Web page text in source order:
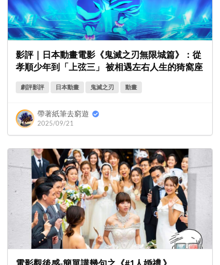
影評｜日本動畫電影《鬼滅之刃無限城篇》：從
孝順少年到「上弦三」 被相遇左右人生的猗窩座
劇評影評 日本動畫 鬼滅之刃 動畫
帶著紙筆去窮遊
2025/09/21